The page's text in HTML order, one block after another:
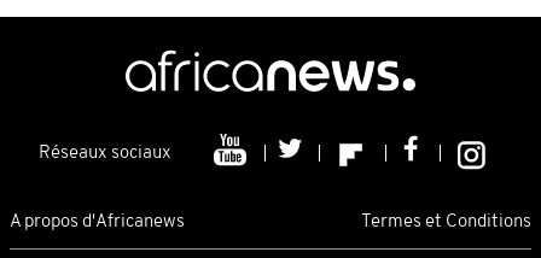
Réseaux sociaux
A propos d'Africanews Termes et Conditions